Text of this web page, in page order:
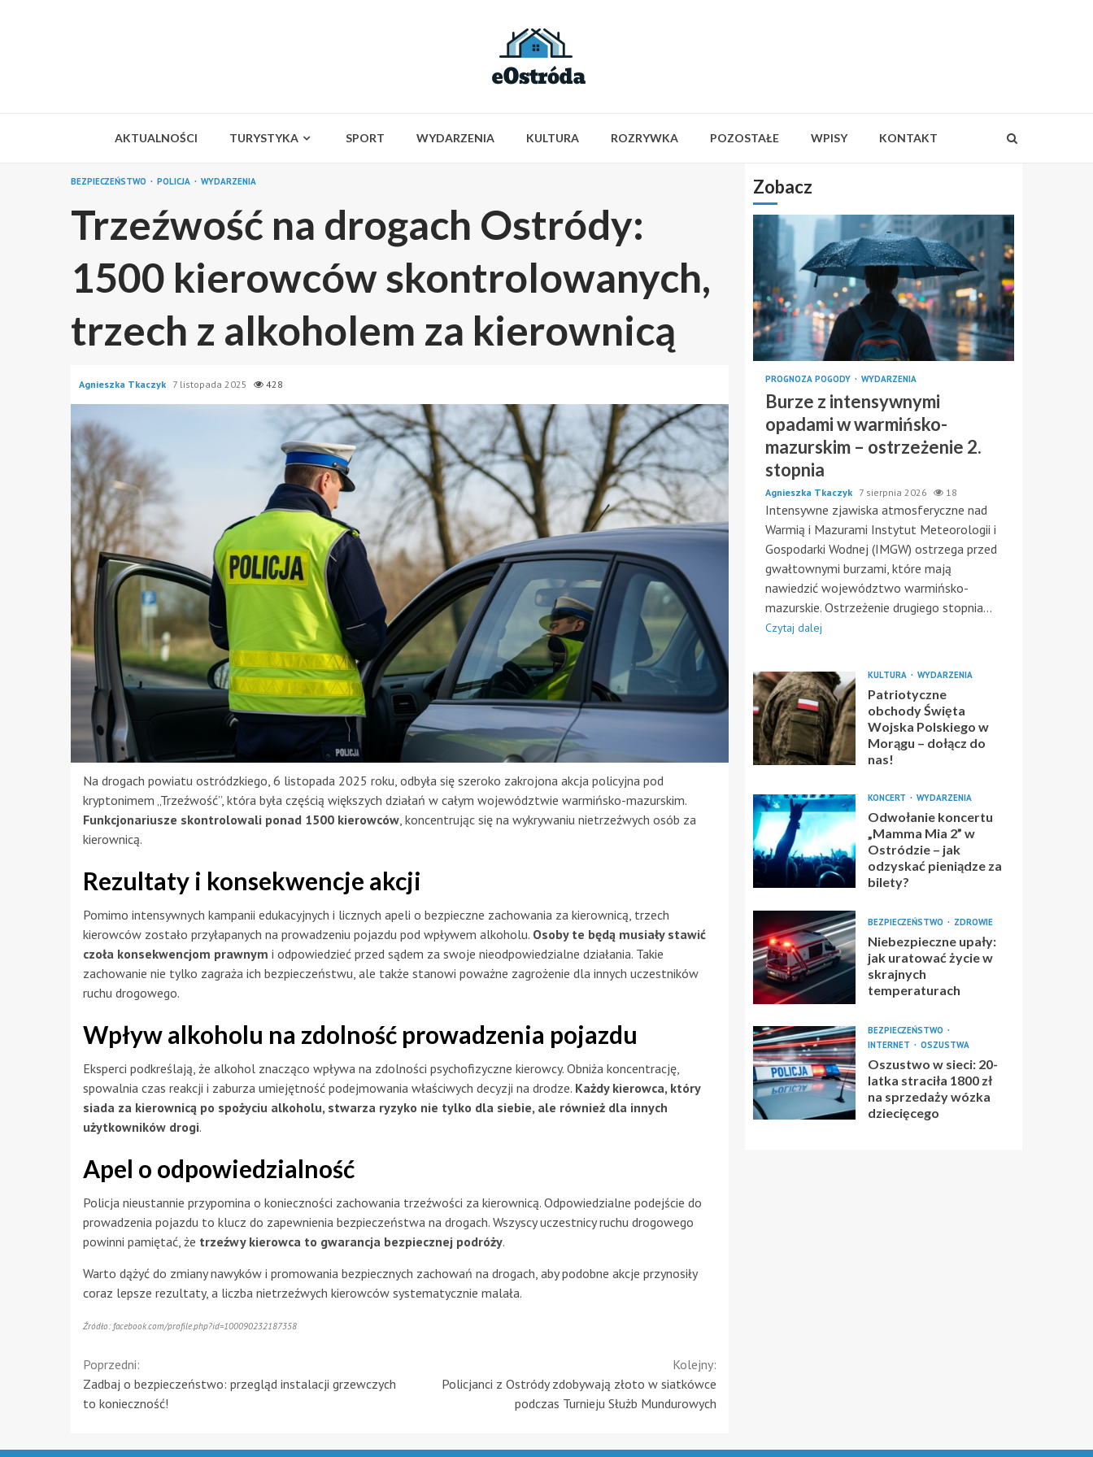
AKTUALNOŚCI TURYSTYKA SPORT WYDARZENIA KULTURA ROZRYWKA POZOSTAŁE WPISY KONTAKT
BEZPIECZEŃSTWO POLICJA WYDARZENIA
Trzeźwość na drogach Ostródy:
1500 kierowców skontrolowanych,
trzech z alkoholem za kierownicą
Agnieszka Tkaczyk 7 listopada 2025 428
Na drogach powiatu ostródzkiego, 6 listopada 2025 roku, odbyła się szeroko zakrojona akcja policyjna pod
kryptonimem „Trzeźwość”, która była częścią większych działań w całym województwie warmińsko-mazurskim.
Funkcjonariusze skontrolowali ponad 1500 kierowców , koncentrując się na wykrywaniu nietrzeźwych osób za
kierownicą.
Rezultaty i konsekwencje akcji
Pomimo intensywnych kampanii edukacyjnych i licznych apeli o bezpieczne zachowania za kierownicą, trzech
kierowców zostało przyłapanych na prowadzeniu pojazdu pod wpływem alkoholu. Osoby te będą musiały stawić
czoła konsekwencjom prawnym i odpowiedzieć przed sądem za swoje nieodpowiedzialne działania. Takie
zachowanie nie tylko zagraża ich bezpieczeństwu, ale także stanowi poważne zagrożenie dla innych uczestników
ruchu drogowego.
Wpływ alkoholu na zdolność prowadzenia pojazdu
Eksperci podkreślają, że alkohol znacząco wpływa na zdolności psychofizyczne kierowcy. Obniża koncentrację,
spowalnia czas reakcji i zaburza umiejętność podejmowania właściwych decyzji na drodze. Każdy kierowca, który
siada za kierownicą po spożyciu alkoholu, stwarza ryzyko nie tylko dla siebie, ale również dla innych
użytkowników drogi.
Apel o odpowiedzialność
Policja nieustannie przypomina o konieczności zachowania trzeźwości za kierownicą. Odpowiedzialne podejście do
prowadzenia pojazdu to klucz do zapewnienia bezpieczeństwa na drogach. Wszyscy uczestnicy ruchu drogowego
powinni pamiętać, że trzeźwy kierowca to gwarancja bezpiecznej podróży.
Warto dążyć do zmiany nawyków i promowania bezpiecznych zachowań na drogach, aby podobne akcje przynosiły
coraz lepsze rezultaty, a liczba nietrzeźwych kierowców systematycznie malała.
Źródło: facebook.com/profile.php?id=100090232187358
Continue
Reading
Poprzedni:
Zadbaj o bezpieczeństwo: przegląd instalacji grzewczych
to konieczność!
Kolejny:
Policjanci z Ostródy zdobywają złoto w siatkówce
podczas Turnieju Służb Mundurowych
Zobacz
PROGNOZA POGODY WYDARZENIA
Burze z intensywnymi
opadami w warmińsko-
mazurskim – ostrzeżenie 2.
stopnia
Agnieszka Tkaczyk 7 sierpnia 2026 18
Intensywne zjawiska atmosferyczne nad
Warmią i Mazurami Instytut Meteorologii i
Gospodarki Wodnej (IMGW) ostrzega przed
gwałtownymi burzami, które mają
nawiedzić województwo warmińsko-
mazurskie. Ostrzeżenie drugiego stopnia...
Czytaj dalej
KULTURA WYDARZENIA
Patriotyczne
obchody Święta
Wojska Polskiego w
Morągu – dołącz do
nas!
KONCERT WYDARZENIA
Odwołanie koncertu
„Mamma Mia 2” w
Ostródzie – jak
odzyskać pieniądze za
bilety?
BEZPIECZEŃSTWO ZDROWIE
Niebezpieczne upały:
jak uratować życie w
skrajnych
temperaturach
BEZPIECZEŃSTWO
INTERNET
OSZUSTWA
Oszustwo w sieci: 20-
latka straciła 1800 zł
na sprzedaży wózka
dziecięcego